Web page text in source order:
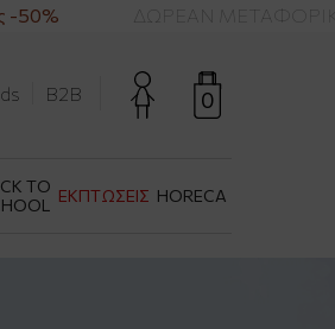
ΔΩΡΕΑΝ ΜΕΤΑΦΟΡΙΚΑ
0
B2B
TO ΕΚΠΤΩΣΕΙΣ HORECA